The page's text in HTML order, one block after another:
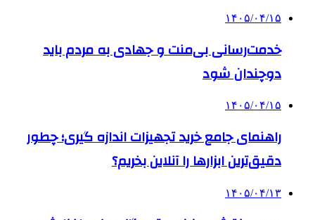
۱۴۰۵/۰۴/۱۵
خدمت‌رسانی بی‌منت و جهادی به مردم باید
دوچندان شود
۱۴۰۵/۰۴/۱۵
راهنمای جامع خرید تجهیزات اندازه گیری؛ چطور
دقیق‌ترین ابزارها را آنلاین بخریم؟
۱۴۰۵/۰۴/۱۳